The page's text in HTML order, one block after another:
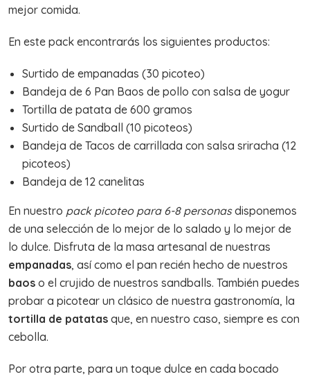
mejor comida.
En este pack encontrarás los siguientes productos:
Surtido de empanadas (30 picoteo)
Bandeja de 6 Pan Baos de pollo con salsa de yogur
Tortilla de patata de 600 gramos
Surtido de Sandball (10 picoteos)
Bandeja de Tacos de carrillada con salsa sriracha (12
picoteos)
Bandeja de 12 canelitas
En nuestro pack picoteo para 6-8 personasdisponemos
de una selección de lo mejor de lo salado y lo mejor de
lo dulce. Disfruta de la masa artesanal de nuestras
empanadas, así como el pan recién hecho de nuestros
baos o el crujido de nuestros sandballs. También puedes
probar a picotear un clásico de nuestra gastronomía, la
tortilla de patatas que, en nuestro caso, siempre es con
cebolla.
Por otra parte, para un toque dulce en cada bocado